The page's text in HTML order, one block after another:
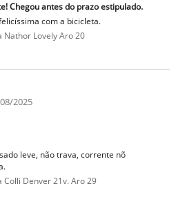
Chegou antes do prazo estipulado.
com a bicicleta.
Nathor Lovely Aro 20
2025
leve, não trava, corrente nõ
Denver 21v. Aro 29